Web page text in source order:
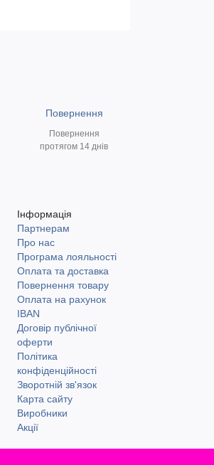
Повернення
Повернення
протягом 14 днів
Інформація
Партнерам
Про нас
Програма лояльності
Оплата та доставка
Повернення товару
Оплата на рахунок
IBAN
Договір публічної
оферти
Політика
конфіденційності
Зворотній зв'язок
Карта сайту
Виробники
Акції